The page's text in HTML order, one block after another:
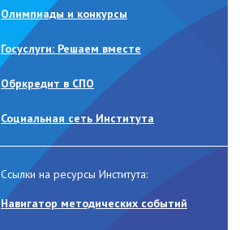
Олимпиады и конкурсы
Госуслуги: Решаем вместе
Обркредит в СПО
Социальная сеть Института
Ссылки на ресурсы Института:
Навигатор методических событий